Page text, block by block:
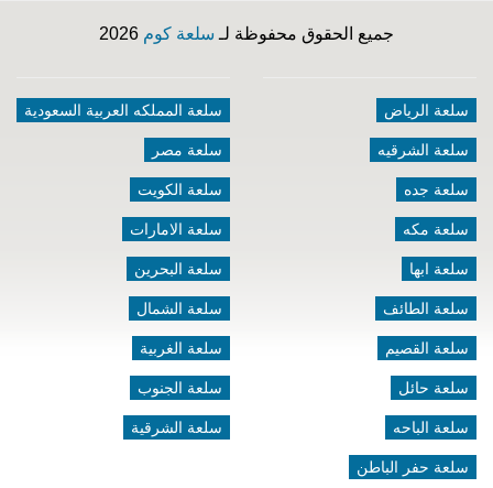
جميع الحقوق محفوظة لـ سلعة كوم
سلعة الرياض
سلعة الشرقيه
سلعة جده
سلعة مكه
سلعة ابها
سلعة الطائف
سلعة القصيم
سلعة حائل
سلعة الباحه
سلعة حفر الباطن
سلعة المملكه العربية السعودية
سلعة مصر
سلعة الكويت
سلعة الامارات
سلعة البحرين
سلعة الشمال
سلعة الغربية
سلعة الجنوب
سلعة الشرقية